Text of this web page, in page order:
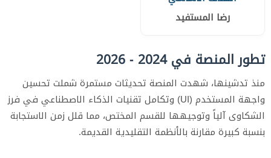
رضا المستفيد
تطور المنصة في 2024 - 2026
منذ تدشينها، شهدت المنصة تحديثات مستمرة شملت تحسين
واجهة المستخدم (UI) وتكامل تقنيات الذكاء الاصطناعي في فرز
الشكاوى آلياً وتوجيهها للقسم المختص، مما قلل زمن الاستجابة
بنسبة كبيرة مقارنة بالأنظمة التقليدية القديمة.